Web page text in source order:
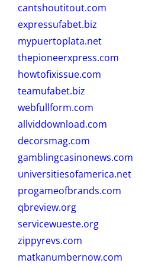
cantshoutitout.com
expressufabet.biz
mypuertoplata.net
thepioneerxpress.com
howtofixissue.com
teamufabet.biz
webfullform.com
allviddownload.com
decorsmag.com
gamblingcasinonews.com
universitiesofamerica.net
progameofbrands.com
qbreview.org
servicewueste.org
zippyrevs.com
matkanumbernow.com